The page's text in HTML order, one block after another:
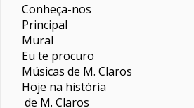
Conheça-nos
Principal
Mural
Eu te procuro
Músicas de M. Claros
Hoje na história
de M. Claros